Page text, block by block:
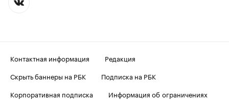
Контактная информация
Редакция
Скрыть баннеры на РБК
Подписка на РБК
Корпоративная подписка
Информация об ограничениях